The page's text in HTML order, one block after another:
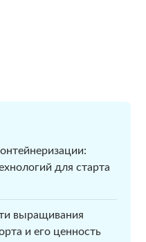
для старта
выращивания
и его ценность